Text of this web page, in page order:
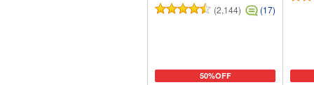
(2,144)
(17)
50%OFF
カートに追加